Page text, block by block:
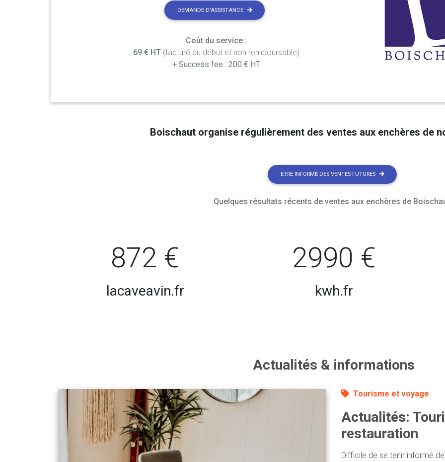
DEMANDE D'ASSISTANCE
Coût du service :
69 € HT(facturé au début et non remboursable)
+ Success fee : 200 € HT
Boischaut organise régulièrement des ventes aux enchères de
ETRE INFORMÉ DES VENTES FUTURES
Quelques résultats récents de ventes aux enchères de
872 €
lacaveavin.fr
2990 €
kwh.fr
Actualités & informations
Tourisme et voyage
Actualités:
restauration
Difficile de se tenir informé